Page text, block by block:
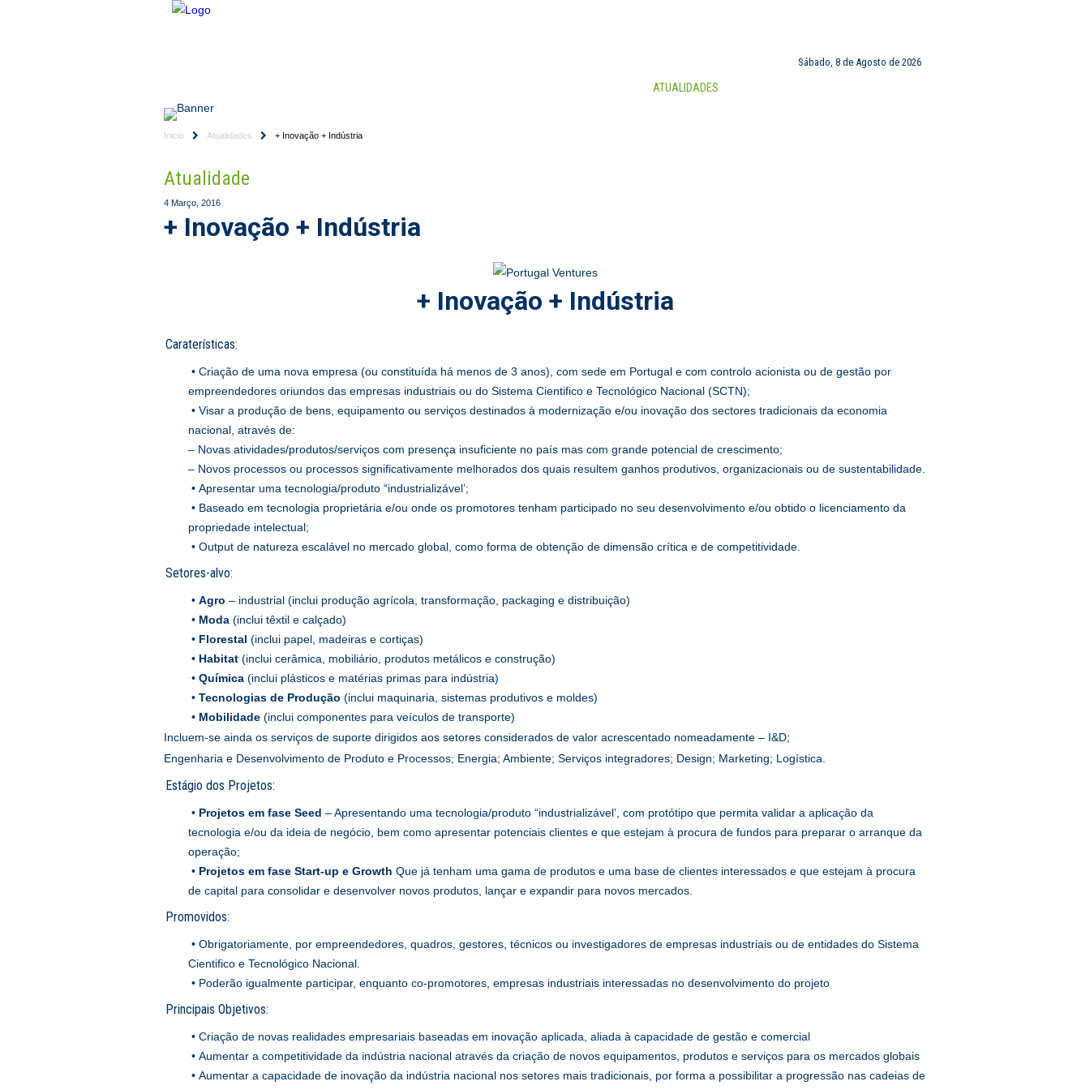
Sábado, 8 de Agosto de 2026
ATUALIDADES
Inicio Atualidades + Inovação + Indústria
Atualidade
4 Março, 2016
+ Inovação + Indústria
+ Inovação + Indústria
Caraterísticas:
• Criação de uma nova empresa (ou constituída há menos de 3 anos), com sede em Portugal e com controlo acionista ou de gestão por
empreendedores oriundos das empresas industriais ou do Sistema Cientifico e Tecnológico Nacional (SCTN);
• Visar a produção de bens, equipamento ou serviços destinados à modernização e/ou inovação dos sectores tradicionais da economia
nacional, através de:
– Novas atividades/produtos/serviços com presença insuficiente no país mas com grande potencial de crescimento;
– Novos processos ou processos significativamente melhorados dos quais resultem ganhos produtivos, organizacionais ou de sustentabilidade.
• Apresentar uma tecnologia/produto “industrializável’;
• Baseado em tecnologia proprietária e/ou onde os promotores tenham participado no seu desenvolvimento e/ou obtido o licenciamento da
propriedade intelectual;
• Output de natureza escalável no mercado global, como forma de obtenção de dimensão crítica e de competitividade.
Setores-alvo:
• Agro – industrial (inclui produção agrícola, transformação, packaging e distribuição)
• Moda (inclui têxtil e calçado)
• Florestal (inclui papel, madeiras e cortiças)
• Habitat (inclui cerâmica, mobiliário, produtos metálicos e construção)
• Química (inclui plásticos e matérias primas para indústria)
• Tecnologias de Produção (inclui maquinaria, sistemas produtivos e moldes)
• Mobilidade (inclui componentes para veículos de transporte)
Incluem-se ainda os serviços de suporte dirigidos aos setores considerados de valor acrescentado nomeadamente – I&D;
Engenharia e Desenvolvimento de Produto e Processos; Energia; Ambiente; Serviços integradores; Design; Marketing; Logística.
Estágio dos Projetos:
• Projetos em fase Seed – Apresentando uma tecnologia/produto “industrializável’, com protótipo que permita validar a aplicação da
tecnologia e/ou da ideia de negócio, bem como apresentar potenciais clientes e que estejam à procura de fundos para preparar o arranque da
operação;
• Projetos em fase Start-up e Growth Que já tenham uma gama de produtos e uma base de clientes interessados e que estejam à procura
de capital para consolidar e desenvolver novos produtos, lançar e expandir para novos mercados.
Promovidos:
• Obrigatoriamente, por empreendedores, quadros, gestores, técnicos ou investigadores de empresas industriais ou de entidades do Sistema
Cientifico e Tecnológico Nacional.
• Poderão igualmente participar, enquanto co-promotores, empresas industriais interessadas no desenvolvimento do projeto
Principais Objetivos:
• Criação de novas realidades empresariais baseadas em inovação aplicada, aliada à capacidade de gestão e comercial
• Aumentar a competitividade da indústria nacional através da criação de novos equipamentos, produtos e serviços para os mercados globais
• Aumentar a capacidade de inovação da indústria nacional nos setores mais tradicionais, por forma a possibilitar a progressão nas cadeias de